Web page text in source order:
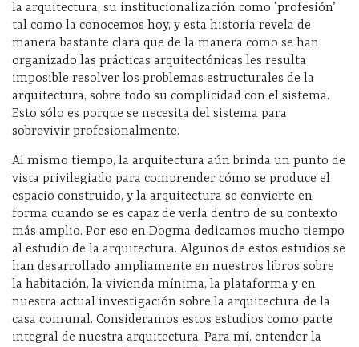
la arquitectura, su institucionalización como ‘profesión’
tal como la conocemos hoy, y esta historia revela de
manera bastante clara que de la manera como se han
organizado las prácticas arquitectónicas les resulta
imposible resolver los problemas estructurales de la
arquitectura, sobre todo su complicidad con el sistema.
Esto sólo es porque se necesita del sistema para
sobrevivir profesionalmente.
Al mismo tiempo, la arquitectura aún brinda un punto de
vista privilegiado para comprender cómo se produce el
espacio construido, y la arquitectura se convierte en
forma cuando se es capaz de verla dentro de su contexto
más amplio. Por eso en Dogma dedicamos mucho tiempo
al estudio de la arquitectura. Algunos de estos estudios se
han desarrollado ampliamente en nuestros libros sobre
la habitación, la vivienda mínima, la plataforma y en
nuestra actual investigación sobre la arquitectura de la
casa comunal. Consideramos estos estudios como parte
integral de nuestra arquitectura. Para mí, entender la